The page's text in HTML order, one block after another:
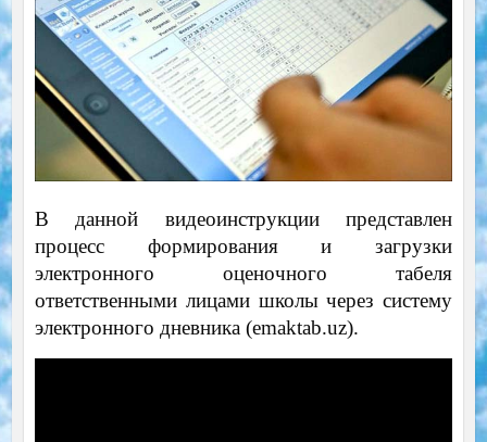
В данной видеоинструкции представлен
процесс формирования и загрузки
электронного оценочного табеля
ответственными лицами школы через систему
электронного дневника (emaktab.uz).